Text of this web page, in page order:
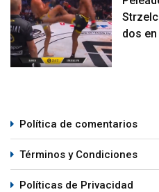
dos
Política de comentarios
Términos y Condiciones
Políticas de Privacidad